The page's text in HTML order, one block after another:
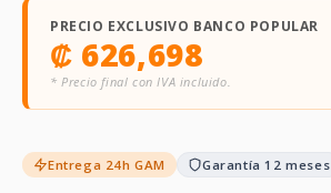
PRECIO EXCLUSIVO BANCO POPULAR
₡ 626,698
* Precio final con IVA incluido.
Entrega 24h GAM Garantía 12 meses